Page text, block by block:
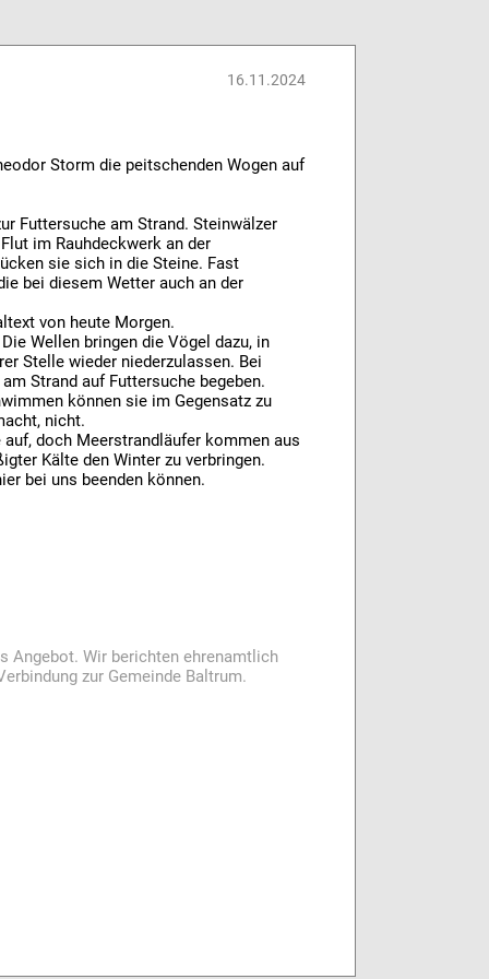
16.11.2024
Storm die peitschenden Wogen auf
Futtersuche am Strand. Steinwälzer
im Rauhdeckwerk an der
sie sich in die Steine. Fast
bei diesem Wetter auch an der
von heute Morgen.
Wellen bringen die Vögel dazu, in
Stelle wieder niederzulassen. Bei
Strand auf Futtersuche begeben.
können sie im Gegensatz zu
nicht.
doch Meerstrandläufer kommen aus
Kälte den Winter zu verbringen.
bei uns beenden können.
Angebot. Wir berichten ehrenamtlich
zur Gemeinde Baltrum.